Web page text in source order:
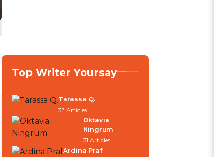
Top Writer Yoursay
Tarassa Q.
33 Articles
Oktavia
Ningrum
31 Articles
Ardina Praf